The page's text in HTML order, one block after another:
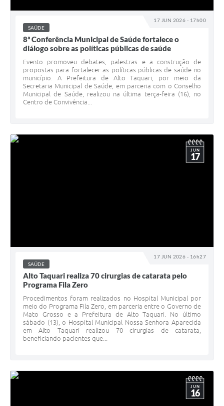
17 JUN 2026 - 17h00
SAÚDE
8ª Conferência Municipal de Saúde fortalece o
diálogo sobre as políticas públicas de saúde
Evento promoveu debates, palestras e a construção de
propostas para fortalecer as políticas públicas de saúde no
município. A Prefeitura de Alto Taquari, por meio da
Secretaria Municipal de Saúde, em parceria com o Conselho
Municipal de Saúde, realizou na última terça-feira (16), no
Centro de Convivência...
17 JUN 2026 - 16h27
JUN
17
SAÚDE
Alto Taquari realiza 70 cirurgias de catarata pelo
Programa Fila Zero
Procedimentos foram realizados no Hospital Municipal por
meio do Programa Fila Zero, em parceria entre o Governo de
Mato Grosso e a Prefeitura de Alto Taquari. No último
sábado (13), o Hospital Municipal Nossa Senhora Aparecida
em Alto Taquari realizou 70 cirurgias de catarata,
beneficiando pacientes que...
JUN
16